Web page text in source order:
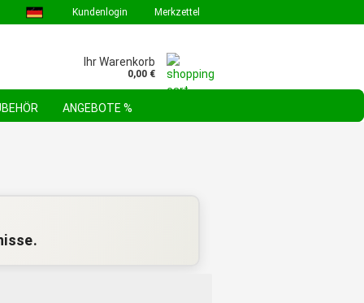
Kundenlogin Merkzettel
Ihr Warenkorb
0,00 €
ANGEBOTE %